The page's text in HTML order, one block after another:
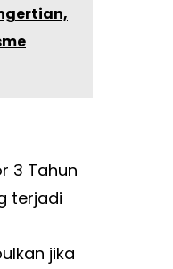
3 Tahun
terjadi
jika